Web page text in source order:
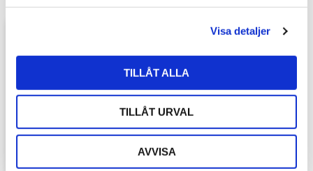
Visa detaljer
TILLÅT ALLA
TILLÅT URVAL
AVVISA